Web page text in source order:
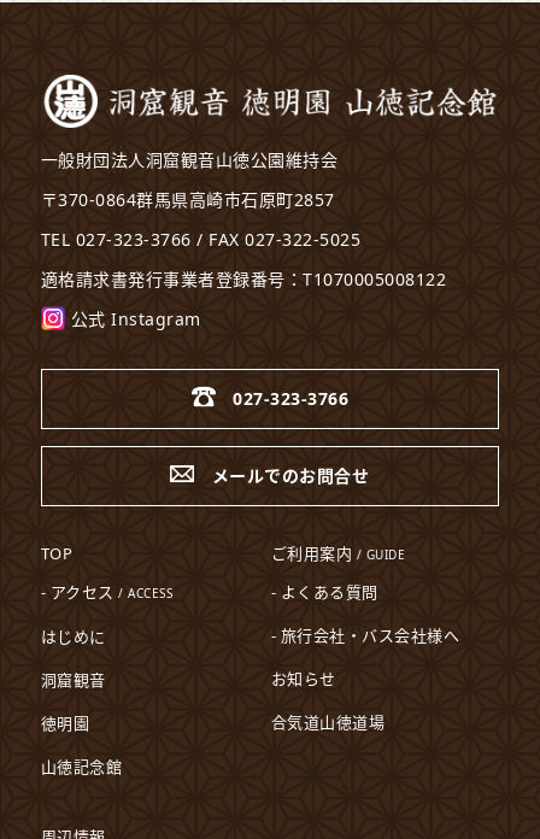
一般財団法人洞窟観音山徳公園維持会
〒370-0864群馬県高崎市石原町2857
TEL 027-323-3766 / FAX 027-322-5025
適格請求書発行事業者登録番号：T1070005008122
公式 Instagram
027-323-3766
メールでのお問合せ
TOP
- アクセス / ACCESS
はじめに
洞窟観音
徳明園
山徳記念館
ご利用案内 / GUIDE
- よくある質問
- 旅行会社・バス会社様へ
お知らせ
合気道山徳道場